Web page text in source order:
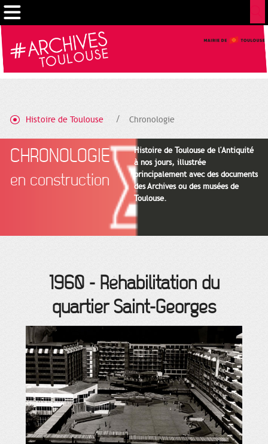
Histoire de Toulouse Chronologie
CHRONOLOGIE
en construction
Histoire de Toulouse de l'Antiquité
à nos jours, illustrée
principalement avec des documents
des Archives ou des musées de
Toulouse.
1960- Réhabilitation du
quartier Saint-Georges
Cookies management panel